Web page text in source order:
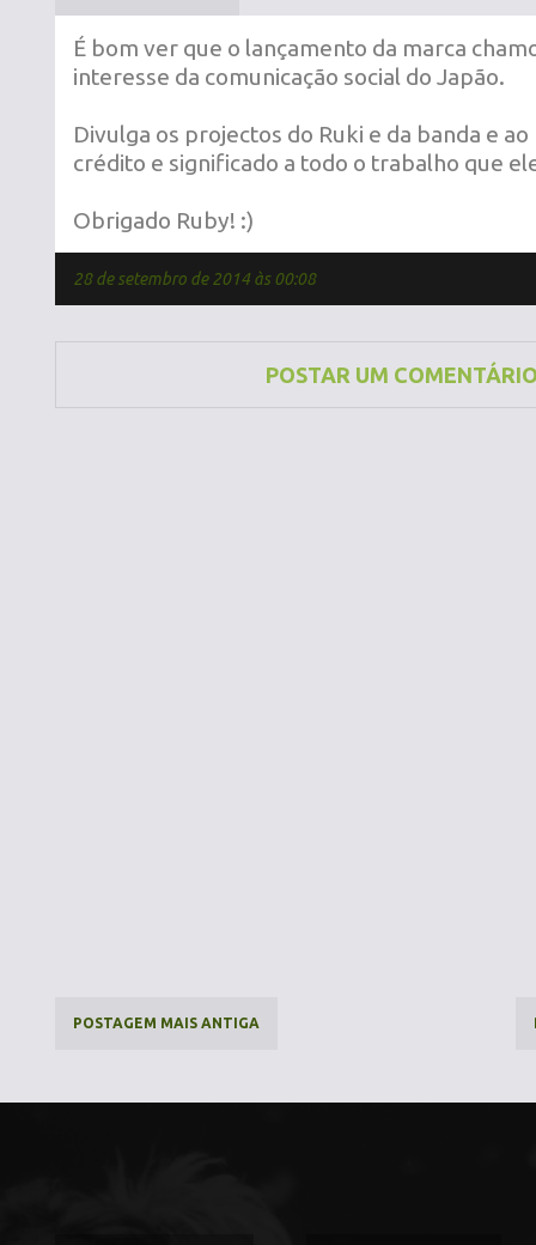
É bom ver que o lançamento da marca
interesse da comunicação social do Japão.
Divulga os projectos do Ruki e da banda e
crédito e significado a todo o trabalho que
Obrigado Ruby! :)
28 de setembro de 2014 às 00:08
POSTAR UM
POSTAGEM MAIS ANTIGA